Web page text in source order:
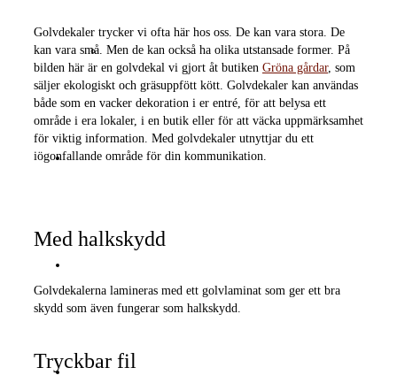
Leverans villkor ALG 10
Filuppladdning
Offert
Golvdekaler trycker vi ofta här hos oss. De kan vara stora. De
kan vara små. Men de kan också ha olika utstansade former. På
bilden här är en golvdekal vi gjort åt butiken Gröna gårdar, som
säljer ekologiskt och gräsuppfött kött. Golvdekaler kan användas
både som en vacker dekoration i er entré, för att belysa ett
område i era lokaler, i en butik eller för att väcka uppmärksamhet
för viktig information. Med golvdekaler utnyttjar du ett
iögonfallande område för din kommunikation.
Med halkskydd
Golvdekalerna lamineras med ett golvlaminat som ger ett bra
skydd som även fungerar som halkskydd.
Tryckbar fil